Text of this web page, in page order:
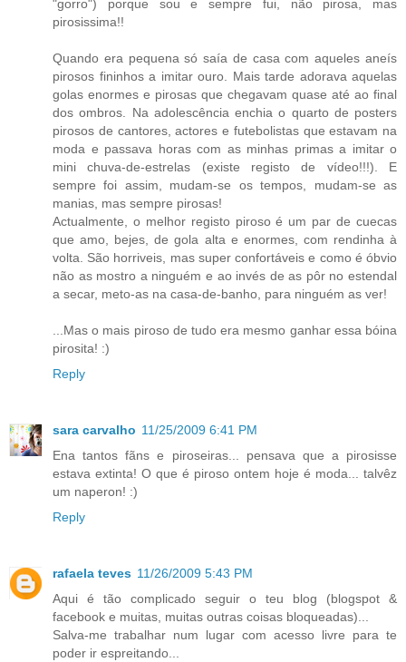
"gorro") porque sou e sempre fui, não pirosa, mas
pirosissima!!
Quando era pequena só saía de casa com aqueles aneís
pirosos fininhos a imitar ouro. Mais tarde adorava aquelas
golas enormes e pirosas que chegavam quase até ao final
dos ombros. Na adolescência enchia o quarto de posters
pirosos de cantores, actores e futebolistas que estavam na
moda e passava horas com as minhas primas a imitar o
mini chuva-de-estrelas (existe registo de vídeo!!!). E
sempre foi assim, mudam-se os tempos, mudam-se as
manias, mas sempre pirosas!
Actualmente, o melhor registo piroso é um par de cuecas
que amo, bejes, de gola alta e enormes, com rendinha à
volta. São horriveis, mas super confortáveis e como é óbvio
não as mostro a ninguém e ao invés de as pôr no estendal
a secar, meto-as na casa-de-banho, para ninguém as ver!
...Mas o mais piroso de tudo era mesmo ganhar essa bóina
pirosita! :)
Reply
sara carvalho 11/25/2009 6:41 PM
Ena tantos fãns e piroseiras... pensava que a pirosisse
estava extinta! O que é piroso ontem hoje é moda... talvêz
um naperon! :)
Reply
rafaela teves 11/26/2009 5:43 PM
Aqui é tão complicado seguir o teu blog (blogspot &
facebook e muitas, muitas outras coisas bloqueadas)...
Salva-me trabalhar num lugar com acesso livre para te
poder ir espreitando...